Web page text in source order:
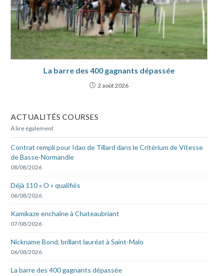
La barre des 400 gagnants dépassée
2 août 2026
ACTUALITÉS COURSES
À lire également
Contrat rempli pour Idao de Tillard dans le Critérium de Vitesse
de Basse-Normandie
08/08/2026
Déjà 110 « O » qualifiés
06/08/2026
Kamikaze enchaîne à Chateaubriant
07/08/2026
Nickname Bond, brillant lauréat à Saint-Malo
06/08/2026
La barre des 400 gagnants dépassée